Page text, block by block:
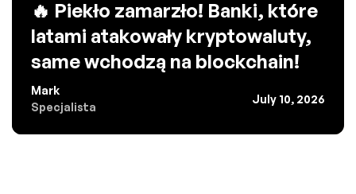
🔥 Piekło zamarzło! Banki, które
latami atakowały kryptowaluty,
same wchodzą na blockchain!
Mark
Specjalista
July 10, 2026